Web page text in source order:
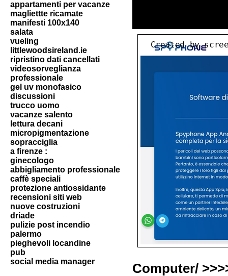
appartamenti per vacanze
magliettte ricamate
manifesti 100x140
salata
vueling
littlewoodsireland.ie
ripristino dati cancellati
videosorveglianza
professionale
gel uv monofasico
discussioni
trucco uomo
vacanze salento
lettura decani
micropigmentazione
sopracciglia
a firenze :
ginecologo
abbigliamento professionale
caffè speciali
protezione antiossidante
recensioni siti web
nuove costruzioni
driade
pulizie post incendio
palermo
pieghevoli locandine
pub
social media manager
Computer/